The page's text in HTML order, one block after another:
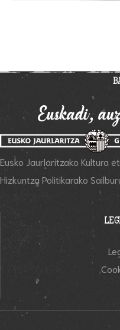
Eusko Jaurlaritzako Kultura
Hizkuntza Politikarako